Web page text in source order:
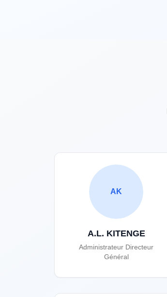
AK
A.L. KITENGE
Administrateur Directeur
Général